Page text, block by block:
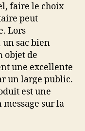
faire le choix
peut
Lors
un sac bien
objet de
une excellente
un large public.
est une
sur la